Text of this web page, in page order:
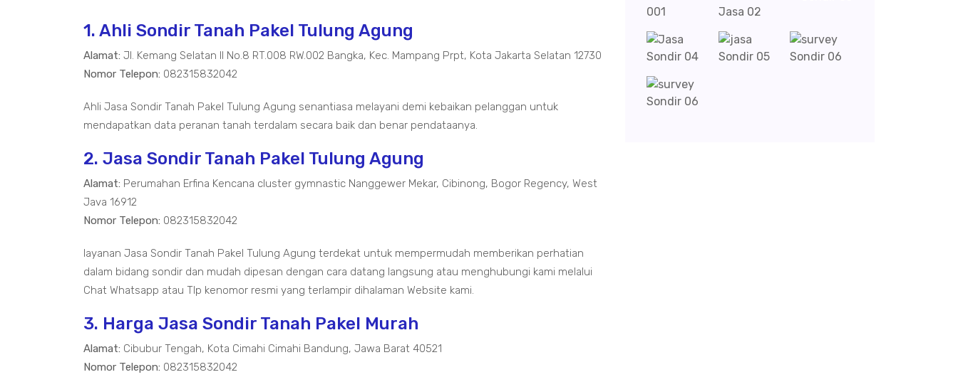
1. Ahli Sondir Tanah Pakel Tulung Agung
Alamat: Jl. Kemang Selatan II No.8 RT.008 RW.002 Bangka, Kec. Mampang Prpt, Kota Jakarta Selatan 12730
Nomor Telepon: 082315832042
Ahli Jasa Sondir Tanah Pakel Tulung Agung senantiasa melayani demi kebaikan pelanggan untuk
mendapatkan data peranan tanah terdalam secara baik dan benar pendataanya.
2. Jasa Sondir Tanah Pakel Tulung Agung
Alamat: Perumahan Erfina Kencana cluster gymnastic Nanggewer Mekar, Cibinong, Bogor Regency, West
Java 16912
Nomor Telepon: 082315832042
layanan Jasa Sondir Tanah Pakel Tulung Agung terdekat untuk mempermudah memberikan perhatian
dalam bidang sondir dan mudah dipesan dengan cara datang langsung atau menghubungi kami melalui
Chat Whatsapp atau Tlp kenomor resmi yang terlampir dihalaman Website kami.
3. Harga Jasa Sondir Tanah Pakel Murah
Alamat: Cibubur Tengah, Kota Cimahi Cimahi Bandung, Jawa Barat 40521
Nomor Telepon: 082315832042